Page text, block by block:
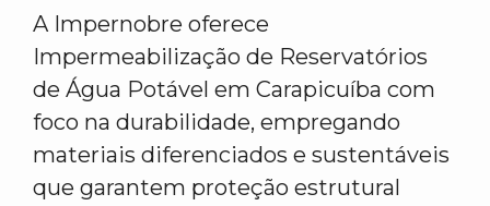
A Impernobre oferece
Impermeabilização de Reservatórios
de Água Potável em Carapicuíba com
foco na durabilidade, empregando
materiais diferenciados e sustentáveis
que garantem proteção estrutural